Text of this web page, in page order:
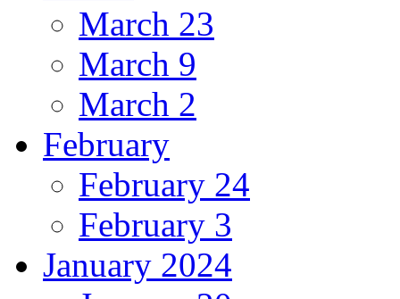
March 23
March 9
March 2
February
February 24
February 3
January 2024